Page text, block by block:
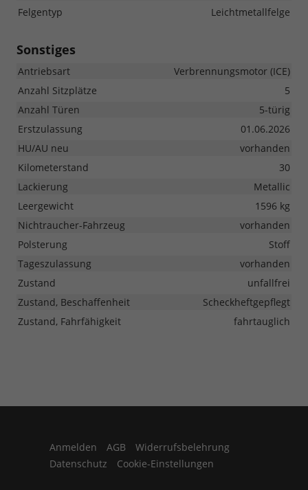
Felgentyp
Leichtmetallfelge
Sonstiges
Antriebsart
Verbrennungsmotor (ICE)
Anzahl Sitzplätze
5
Anzahl Türen
5-türig
Erstzulassung
01.06.2026
HU/AU neu
vorhanden
Kilometerstand
30
Lackierung
Metallic
Leergewicht
1596 kg
Nichtraucher-Fahrzeug
vorhanden
Polsterung
Stoff
Tageszulassung
vorhanden
Zustand
unfallfrei
Zustand, Beschaffenheit
Scheckheftgepflegt
Zustand, Fahrfähigkeit
fahrtauglich
Anmelden AGB
Widerrufsbelehrung
Datenschutz
Cookie-Einstellungen